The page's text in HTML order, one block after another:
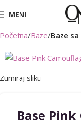
MENI
Početna Baze Baze
Zumiraj sliku
Base